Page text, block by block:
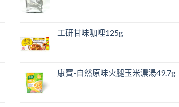
工研甘味咖哩125g
康寶-自然原味火腿玉米濃湯49.7g